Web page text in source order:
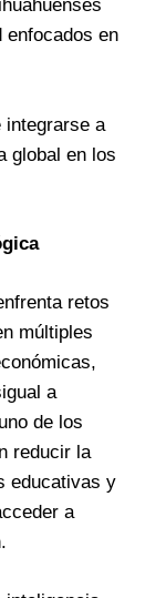
enfocados en
integrarse a
global en los
retos
múltiples
a
de los
reducir la
educativas y
a